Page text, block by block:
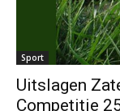
Sport
Uitslagen
Competitie